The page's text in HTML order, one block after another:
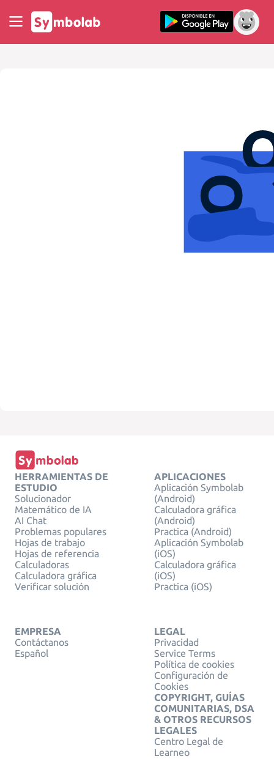
HERRAMIENTAS DE
ESTUDIO
Solucionador
Matemático de IA
AI Chat
Problemas populares
Hojas de trabajo
Hojas de referencia
Calculadoras
Calculadora gráfica
Verificar solución
APLICACIONES
Aplicación Symbolab
(Android)
Calculadora gráfica
(Android)
Practica (Android)
Aplicación Symbolab
(iOS)
Calculadora gráfica
(iOS)
Practica (iOS)
EMPRESA
Contáctanos
Español
LEGAL
Privacidad
Service Terms
Política de cookies
Configuración de
Cookies
COPYRIGHT, GUÍAS
COMUNITARIAS, DSA
& OTROS RECURSOS
LEGALES
Centro Legal de
Learneo